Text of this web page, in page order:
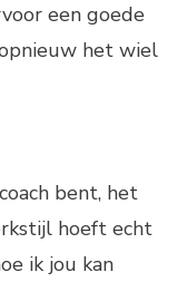
een goede
het wiel
bent, het
hoeft echt
ik jou kan